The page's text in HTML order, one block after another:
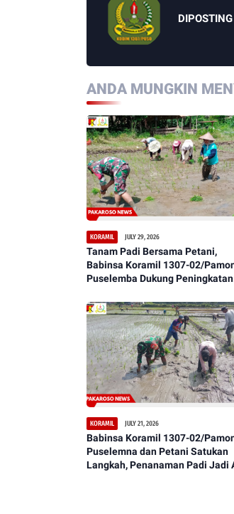
ANDA MUNGKIN
KORAMIL JULY 29, 2026
Tanam Padi Bersama Petani,
Babinsa Koramil 1307-02/
Puselemba Dukung Peningkatan
KORAMIL JULY 21, 2026
Babinsa Koramil 1307-02/
Puselemna dan Petani Satukan
Langkah, Penanaman Padi Jadi